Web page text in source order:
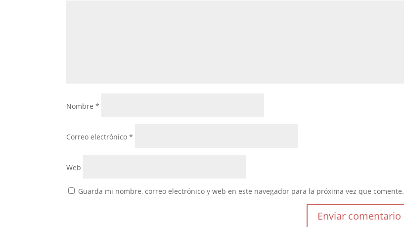
Nombre*
Correo electrónico*
Web
Guarda mi nombre, correo electrónico y web en este navegador para la próxima vez que comente.